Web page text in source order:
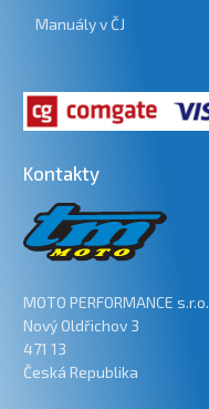
Manuály v ČJ
Kontakty
MOTO PERFORMANCE s.r.o.
Nový Oldřichov 3
471 13
Česká Republika